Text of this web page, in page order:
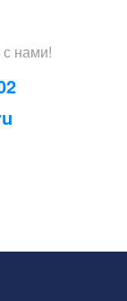
с нами!